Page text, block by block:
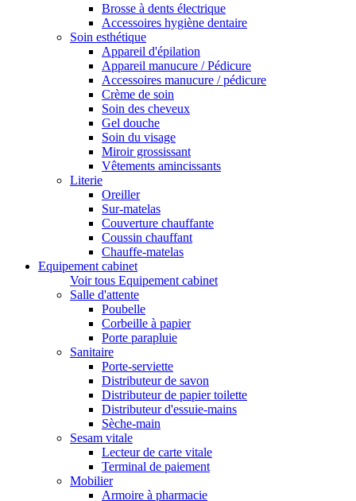
Brosse à dents électrique
Accessoires hygiène dentaire
Soin esthétique
Appareil d'épilation
Appareil manucure / Pédicure
Accessoires manucure / pédicure
Crème de soin
Soin des cheveux
Gel douche
Soin du visage
Miroir grossissant
Vêtements amincissants
Literie
Oreiller
Sur-matelas
Couverture chauffante
Coussin chauffant
Chauffe-matelas
Equipement cabinet
Voir tous Equipement cabinet
Salle d'attente
Poubelle
Corbeille à papier
Porte parapluie
Sanitaire
Porte-serviette
Distributeur de savon
Distributeur de papier toilette
Distributeur d'essuie-mains
Sèche-main
Sesam vitale
Lecteur de carte vitale
Terminal de paiement
Mobilier
Armoire à pharmacie